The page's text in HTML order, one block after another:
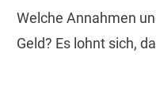
Welche Annahmen
Geld? Es lohnt sich,